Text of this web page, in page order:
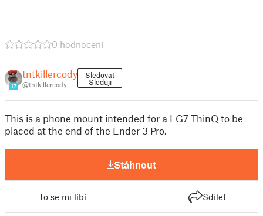
0 hodnocení
17
tntkillercody
@tntkillercody
Sledovat
Sleduji
This is a phone mount intended for a LG7 ThinQ to be
placed at the end of the Ender 3 Pro.
Stáhnout
To se mi líbí Sdílet